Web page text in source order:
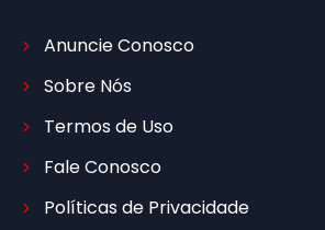
Anuncie Conosco
Sobre Nós
Termos de Uso
Fale Conosco
Políticas de Privacidade